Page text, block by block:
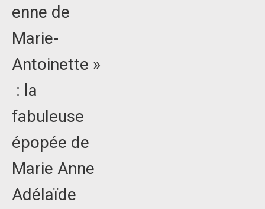
enne de
Marie-
Antoinette »
: la
fabuleuse
épopée de
Marie Anne
Adélaïde